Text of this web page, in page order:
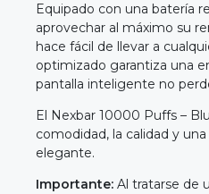
Equipado con una batería
aprovechar al máximo su
hace fácil de llevar a
optimizado garantiza una
pantalla inteligente no
El Nexbar 10000 Puffs –
comodidad, la calidad y
elegante.
Importante: Al tratarse de